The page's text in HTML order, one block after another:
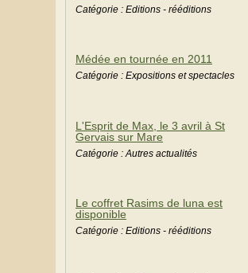
Catégorie : Editions - rééditions
Médée en tournée en 2011
Catégorie : Expositions et spectacles
L'Esprit de Max, le 3 avril à St
Gervais sur Mare
Catégorie : Autres actualités
Le coffret Rasims de luna est
disponible
Catégorie : Editions - rééditions